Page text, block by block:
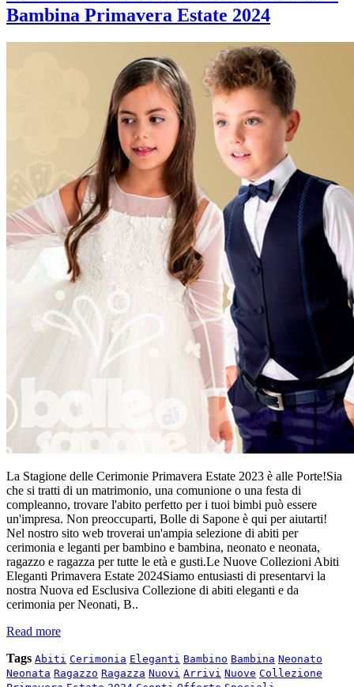
Bambina Primavera Estate 2024
La Stagione delle Cerimonie Primavera Estate 2023 è alle Porte!Sia
che si tratti di un matrimonio, una comunione o una festa di
compleanno, trovare l'abito perfetto per i tuoi bimbi può essere
un'impresa. Non preoccuparti, Bolle di Sapone è qui per aiutarti!
Nel nostro sito web troverai un'ampia selezione di abiti per
cerimonia e leganti per bambino e bambina, neonato e neonata,
ragazzo e ragazza per tutte le età e gusti.Le Nuove Collezioni Abiti
Eleganti Primavera Estate 2024Siamo entusiasti di presentarvi la
nostra Nuova ed Esclusiva Collezione di abiti eleganti e da
cerimonia per Neonati, B..
Read more
Tags Abiti Cerimonia Eleganti Bambino Bambina Neonato
Neonata Ragazzo Ragazza Nuovi Arrivi Nuove Collezione